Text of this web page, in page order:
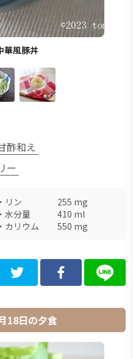
華風豚丼
酢和え
ー
・ リン 255 mg
・ 水分量 410 ml
・ カリウム 550 mg
18日の夕食